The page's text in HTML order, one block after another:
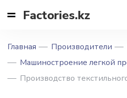
Factories.kz
Главная Производители
Машиностроение легкой
Производство